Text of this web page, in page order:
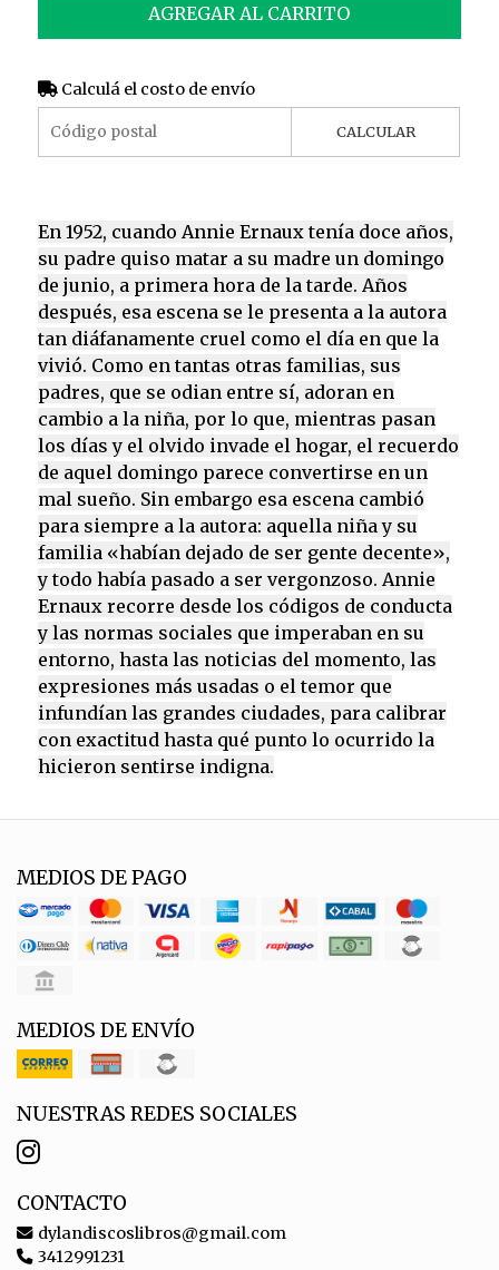
AGREGAR AL CARRITO
Calculá el costo de envío
CALCULAR
En 1952, cuando Annie Ernaux tenía doce años,
su padre quiso matar a su madre un domingo
de junio, a primera hora de la tarde. Años
después, esa escena se le presenta a la autora
tan diáfanamente cruel como el día en que la
vivió. Como en tantas otras familias, sus
padres, que se odian entre sí, adoran en
cambio a la niña, por lo que, mientras pasan
los días y el olvido invade el hogar, el recuerdo
de aquel domingo parece convertirse en un
mal sueño. Sin embargo esa escena cambió
para siempre a la autora: aquella niña y su
familia «habían dejado de ser gente decente»,
y todo había pasado a ser vergonzoso. Annie
Ernaux recorre desde los códigos de conducta
y las normas sociales que imperaban en su
entorno, hasta las noticias del momento, las
expresiones más usadas o el temor que
infundían las grandes ciudades, para calibrar
con exactitud hasta qué punto lo ocurrido la
hicieron sentirse indigna.
MEDIOS DE PAGO
MEDIOS DE ENVÍO
NUESTRAS REDES SOCIALES
CONTACTO
dylandiscoslibros@gmail.com
3412991231